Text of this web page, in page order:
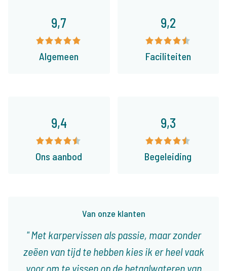
9,7
Algemeen
9,2
Faciliteiten
Van onze klanten
Met karpervissen als passie, maar zonder
zeëen van tijd te hebben kies ik er heel vaak
voor om te vissen op de betaalwateren van
9,4
Ons aanbod
9,3
Begeleiding